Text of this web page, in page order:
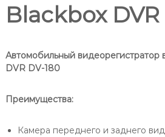
Blackbox DVR
Автомобильный видеорегистратор
DVR DV-180
Преимущества:
Камера переднего и заднего